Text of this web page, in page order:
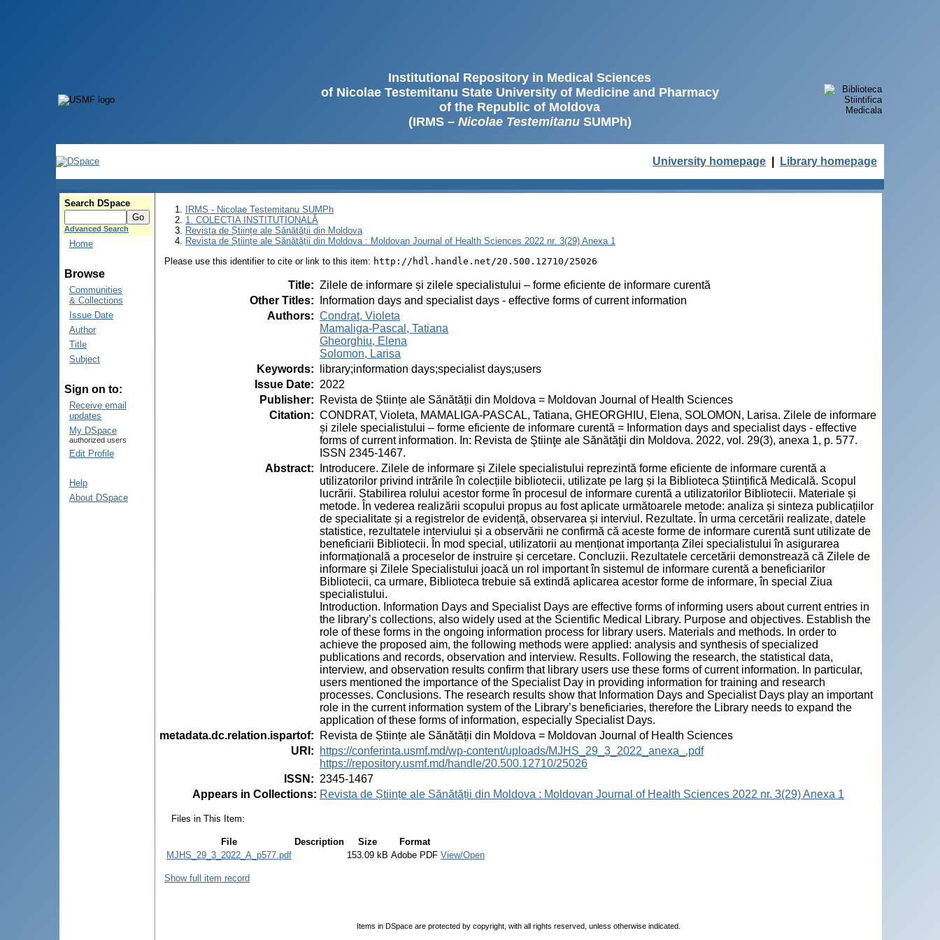
Institutional Repository in Medical Sciences
of Nicolae Testemitanu State University of Medicine and Pharmacy
of the Republic of Moldova
(IRMS – Nicolae TestemitanuSUMPh)
University homepage Library homepage
Search DSpace
Advanced Search
Home
Browse
Communities
& Collections
Issue Date
Author
Title
Subject
Sign on to:
Receive email
updates
My DSpace
authorized users
Edit Profile
Help
About DSpace
IRMS - Nicolae Testemitanu SUMPh
1. COLECȚIA INSTITUȚIONALĂ
Revista de Științe ale Sănătății din Moldova
Revista de Științe ale Sănătății din Moldova : Moldovan Journal of Health Sciences 2022 nr. 3(29) Anexa 1
Please use this identifier to cite or link to this item: http://hdl.handle.net/20.500.12710/25026
Title: Zilele de informare și zilele specialistului – forme eficiente de informare curentă
Other Titles:
Information days and specialist days - effective forms of current information
Authors: Condrat, Violeta
Mamaliga-Pascal, Tatiana
Gheorghiu, Elena
Solomon, Larisa
Keywords:
library;information days;specialist days;users
Issue Date: 2022
Publisher:
Revista de Științe ale Sănătății din Moldova = Moldovan Journal of Health Sciences
Citation: CONDRAT, Violeta, MAMALIGA-PASCAL, Tatiana, GHEORGHIU, Elena, SOLOMON, Larisa. Zilele de informare
și zilele specialistului – forme eficiente de informare curentă = Information days and specialist days - effective
forms of current information. In: Revista de Ştiinţe ale Sănătăţii din Moldova. 2022, vol. 29(3), anexa 1, p. 577.
ISSN 2345-1467.
Abstract:
Introducere. Zilele de informare și Zilele specialistului reprezintă forme eficiente de informare curentă a
utilizatorilor privind intrările în colecțiile bibliotecii, utilizate pe larg și la Biblioteca Științifică Medicală. Scopul
lucrării. Stabilirea rolului acestor forme în procesul de informare curentă a utilizatorilor Bibliotecii. Materiale și
metode. În vederea realizării scopului propus au fost aplicate următoarele metode: analiza și sinteza publicațiilor
de specialitate și a registrelor de evidență, observarea și interviul. Rezultate. În urma cercetării realizate, datele
statistice, rezultatele interviului și a observării ne confirmă că aceste forme de informare curentă sunt utilizate de
beneficiarii Bibliotecii. În mod special, utilizatorii au menționat importanța Zilei specialistului în asigurarea
informațională a proceselor de instruire și cercetare. Concluzii. Rezultatele cercetării demonstrează că Zilele de
informare și Zilele Specialistului joacă un rol important în sistemul de informare curentă a beneficiarilor
Bibliotecii, ca urmare, Biblioteca trebuie să extindă aplicarea acestor forme de informare, în special Ziua
specialistului.
Introduction. Information Days and Specialist Days are effective forms of informing users about current entries in
the library’s collections, also widely used at the Scientific Medical Library. Purpose and objectives. Establish the
role of these forms in the ongoing information process for library users. Materials and methods. In order to
achieve the proposed aim, the following methods were applied: analysis and synthesis of specialized
publications and records, observation and interview. Results. Following the research, the statistical data,
interview, and observation results confirm that library users use these forms of current information. In particular,
users mentioned the importance of the Specialist Day in providing information for training and research
processes. Conclusions. The research results show that Information Days and Specialist Days play an important
role in the current information system of the Library’s beneficiaries, therefore the Library needs to expand the
application of these forms of information, especially Specialist Days.
metadata.dc.relation.ispartof:
Revista de Științe ale Sănătății din Moldova = Moldovan Journal of Health Sciences
URI :
https://conferinta.usmf.md/wp-content/uploads/MJHS_29_3_2022_anexa_.pdf
https://repository.usmf.md/handle/20.500.12710/25026
ISSN : 2345-1467
Appears in Collections: Revista de Științe ale Sănătății din Moldova : Moldovan Journal of Health Sciences 2022 nr. 3(29) Anexa 1
Files in This Item:
File Description Size
Format
MJHS_29_3_2022_A_p577.pdf
153.09 kB Adobe PDF View/Open
Show full item record
Items in DSpace are protected by copyright, with all rights reserved, unless otherwise indicated.